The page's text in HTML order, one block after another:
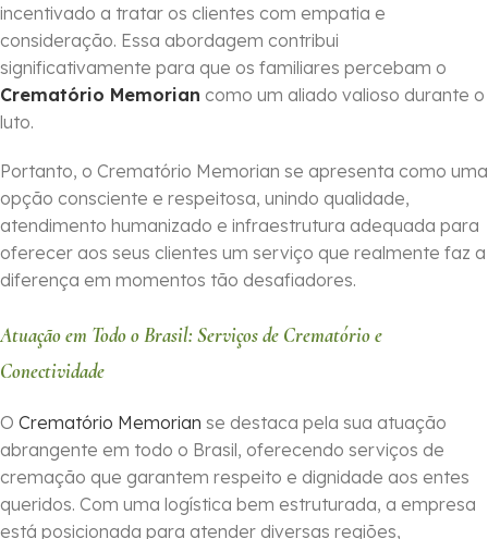
incentivado a tratar os clientes com empatia e
consideração. Essa abordagem contribui
significativamente para que os familiares percebam o
Crematório Memorian como um aliado valioso durante o
luto.
Portanto, o Crematório Memorian se apresenta como uma
opção consciente e respeitosa, unindo qualidade,
atendimento humanizado e infraestrutura adequada para
oferecer aos seus clientes um serviço que realmente faz a
diferença em momentos tão desafiadores.
Atuação em Todo o Brasil: Serviços de Crematório e
Conectividade
O Crematório Memorian se destaca pela sua atuação
abrangente em todo o Brasil, oferecendo serviços de
cremação que garantem respeito e dignidade aos entes
queridos. Com uma logística bem estruturada, a empresa
está posicionada para atender diversas regiões,